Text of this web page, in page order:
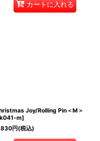
カートに入れる
Joy/Rolling Pin＜M＞
m]
円(税込)